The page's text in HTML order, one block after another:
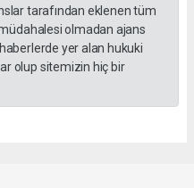
tarafından eklenen tüm
olmadan ajans
yer alan hukuki
olup sitemizin hiç bir